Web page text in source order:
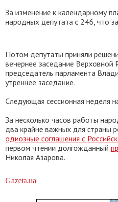
За изменение к календарному
народных депутата с 246, что
Потом депутаты приняли
вечернее заседание Верховной
председатель парламента
утреннее заседание.
Следующая сессионная неделя
За несколько часов работы
два крайне важных для страны
одиозные соглашения с
первом чтении долгожданный
Николая Азарова.
Gazeta.ua